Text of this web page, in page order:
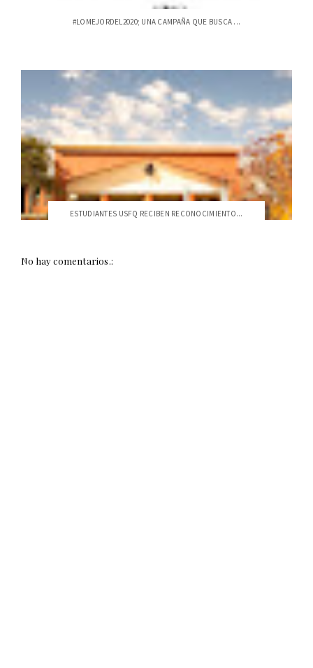
#LOMEJORDEL2020; UNA CAMPAÑA QUE BUSCA ...
ESTUDIANTES USFQ RECIBEN RECONOCIMIENTO...
No hay comentarios.: